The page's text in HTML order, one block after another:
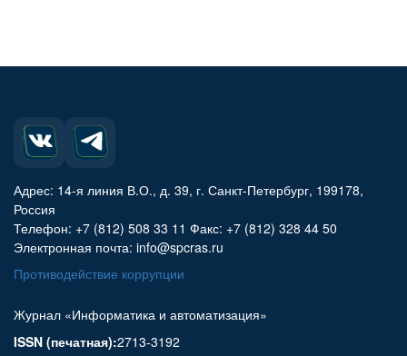
Адрес: 14-я линия В.О., д. 39, г. Санкт-Петербург, 199178,
Россия
Телефон: +7 (812) 508 33 11 Факс: +7 (812) 328 44 50
Электронная почта: info@spcras.ru
Противодействие коррупции
Журнал «Информатика и автоматизация»
ISSN (печатная):2713-3192